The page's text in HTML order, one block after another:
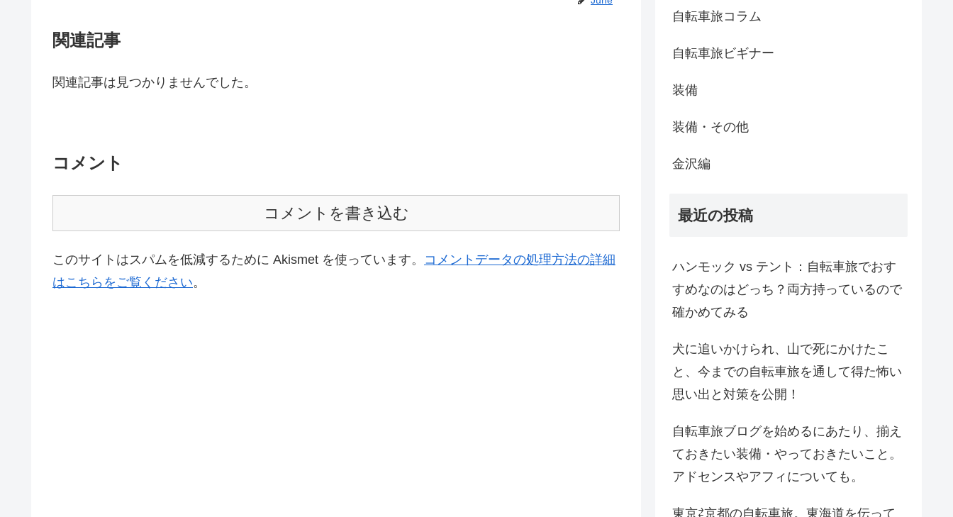
関連記事
関連記事は見つかりませんでした。
コメント
コメントを書き込む
このサイトはスパムを低減するために Akismet を使っています。 コメントデータの処理方法の詳細
はこちらをご覧ください。
自転車旅コラム
自転車旅ビギナー
装備
装備・その他
金沢編
最近の投稿
ハンモック vs テント：自転車旅でおす
すめなのはどっち？両方持っているので
確かめてみる
犬に追いかけられ、山で死にかけたこ
と、今までの自転車旅を通して得た怖い
思い出と対策を公開！
自転車旅ブログを始めるにあたり、揃え
ておきたい装備・やっておきたいこと。
アドセンスやアフィについても。
東京⇄京都の自転車旅。東海道を伝って